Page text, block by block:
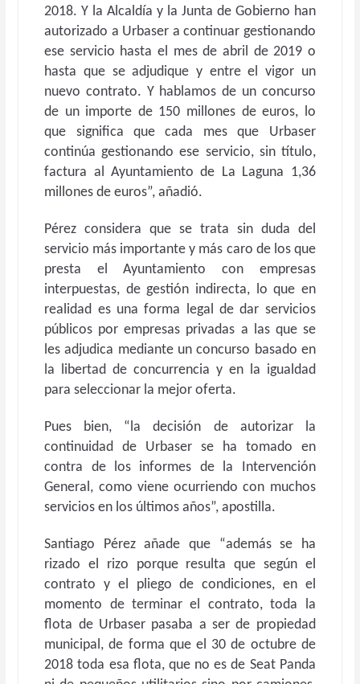
2018. Y la Alcaldía y la Junta de Gobierno han
autorizado a Urbaser a continuar gestionando
ese servicio hasta el mes de abril de 2019 o
hasta que se adjudique y entre el vigor un
nuevo contrato. Y hablamos de un concurso
de un importe de 150 millones de euros, lo
que significa que cada mes que Urbaser
continúa gestionando ese servicio, sin título,
factura al Ayuntamiento de La Laguna 1,36
millones de euros”, añadió.
Pérez considera que se trata sin duda del
servicio más importante y más caro de los que
presta el Ayuntamiento con empresas
interpuestas, de gestión indirecta, lo que en
realidad es una forma legal de dar servicios
públicos por empresas privadas a las que se
les adjudica mediante un concurso basado en
la libertad de concurrencia y en la igualdad
para seleccionar la mejor oferta.
Pues bien, “la decisión de autorizar la
continuidad de Urbaser se ha tomado en
contra de los informes de la Intervención
General, como viene ocurriendo con muchos
servicios en los últimos años”, apostilla.
Santiago Pérez añade que “además se ha
rizado el rizo porque resulta que según el
contrato y el pliego de condiciones, en el
momento de terminar el contrato, toda la
flota de Urbaser pasaba a ser de propiedad
municipal, de forma que el 30 de octubre de
2018 toda esa flota, que no es de Seat Panda